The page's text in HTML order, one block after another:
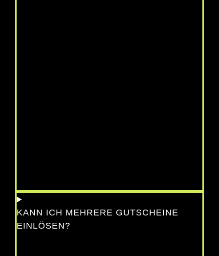
KANN ICH MEHRERE GUTSCHEINE
EINLÖSEN?